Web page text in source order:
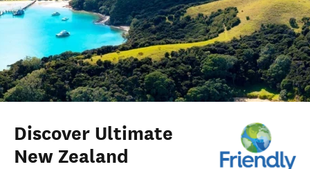
Discover Ultimate
New Zealand